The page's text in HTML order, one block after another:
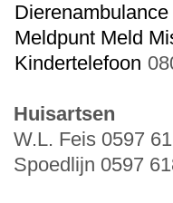
Dierenambulance
Meldpunt Meld
Kindertelefoon
Huisartsen
W.L. Feis 0597
Spoedlijn 0597